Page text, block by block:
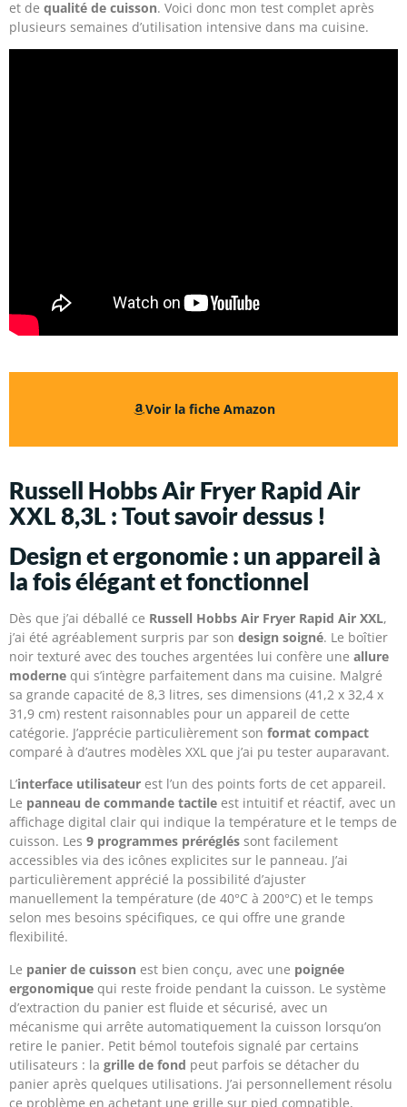
et de qualité de cuisson. Voici donc mon test complet après
plusieurs semaines d’utilisation intensive dans ma cuisine.
Voir la fiche Amazon
Russell Hobbs Air Fryer Rapid Air
XXL 8,3L : Tout savoir dessus !
Design et ergonomie : un appareil à
la fois élégant et fonctionnel
Dès que j’ai déballé ce Russell Hobbs Air Fryer Rapid Air XXL,
j’ai été agréablement surpris par son design soigné. Le boîtier
noir texturé avec des touches argentées lui confère une allure
moderne qui s’intègre parfaitement dans ma cuisine. Malgré
sa grande capacité de 8,3 litres, ses dimensions (41,2 x 32,4 x
31,9 cm) restent raisonnables pour un appareil de cette
catégorie. J’apprécie particulièrement son format compact
comparé à d’autres modèles XXL que j’ai pu tester auparavant.
L’interface utilisateur est l’un des points forts de cet appareil.
Le panneau de commande tactile est intuitif et réactif, avec un
affichage digital clair qui indique la température et le temps de
cuisson. Les 9 programmes préréglés sont facilement
accessibles via des icônes explicites sur le panneau. J’ai
particulièrement apprécié la possibilité d’ajuster
manuellement la température (de 40°C à 200°C) et le temps
selon mes besoins spécifiques, ce qui offre une grande
flexibilité.
Le panier de cuisson est bien conçu, avec une poignée
ergonomique qui reste froide pendant la cuisson. Le système
d’extraction du panier est fluide et sécurisé, avec un
mécanisme qui arrête automatiquement la cuisson lorsqu’on
retire le panier. Petit bémol toutefois signalé par certains
utilisateurs : la grille de fond peut parfois se détacher du
panier après quelques utilisations. J’ai personnellement résolu
ce problème en achetant une grille sur pied compatible,